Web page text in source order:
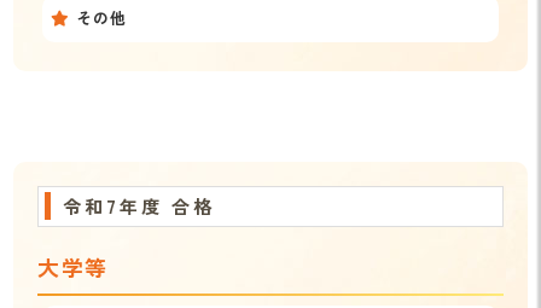
その他
令和7年度 合格
大学等